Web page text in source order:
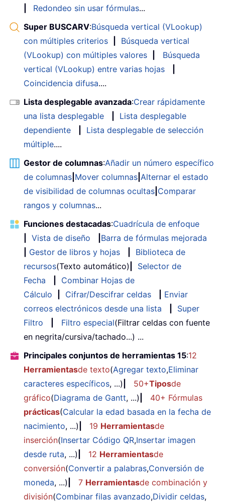
Redondeo sin usar fórmulas...
Super BUSCARV:Búsqueda vertical (VLookup)
con múltiples criterios
Búsqueda vertical
(VLookup) con múltiples valores
Búsqueda
vertical (VLookup) entre varias hojas
Coincidencia difusa....
Lista desplegable avanzada:Crear rápidamente
una lista desplegable
Lista desplegable
dependiente
Lista desplegable de selección
múltiple....
Gestor de columnas:Añadir un número específico
de columnas Mover columnas Alternar el estado
de visibilidad de columnas ocultas Comparar
rangos y columnas...
Funciones destacadas:Cuadrícula de enfoque
Vista de diseño
Barra de fórmulas mejorada
Gestor de libros y hojas
Biblioteca de
recursos(Texto automático)
Selector de
Fecha
Combinar Hojas de
Cálculo
Cifrar/Descifrar celdas
Enviar
correos electrónicos desde una lista
Super
Filtro
Filtro especial(Filtrar celdas con fuente
en negrita/cursiva/tachado...) ...
Principales conjuntos de herramientas 15:12
Herramientasde texto(Agregar texto,Eliminar
caracteres específicos, ...) 50+Tiposde
gráfico(Diagrama de Gantt, ...)
40+ Fórmulas
prácticas(Calcular la edad basada en la fecha de
nacimiento, ...) 19 Herramientasde
inserción(Insertar Código QR,Insertar imagen
desde ruta, ...) 12 Herramientasde
conversión(Convertir a palabras,Conversión de
moneda, ...) 7 Herramientasde combinación y
división(Combinar filas avanzado,Dividir celdas,